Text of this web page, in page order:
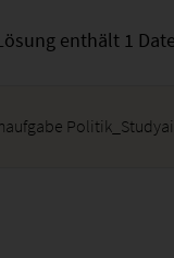
enthält 1